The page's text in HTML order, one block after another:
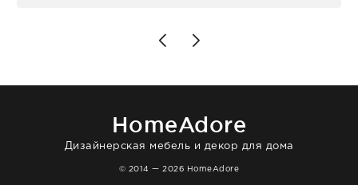
Позже заказывала остальные приборы -
доставили сдэком на следующий день к
отвечает очень быстро. Взаимодействием
HomeAdore
Дизайнерская мебель и декор для дома
© 2014 — 2026 HomeAdore